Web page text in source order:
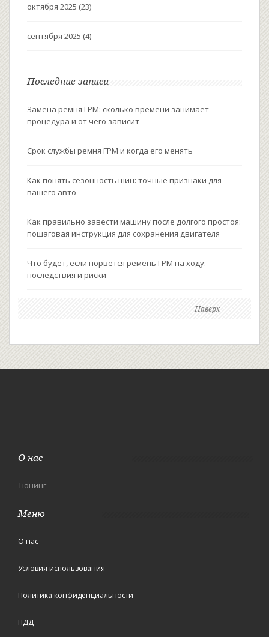
октября 2025 (23)
сентября 2025 (4)
Последние записи
Замена ремня ГРМ: сколько времени занимает
процедура и от чего зависит
Срок службы ремня ГРМ и когда его менять
Как понять сезонность шин: точные признаки для
вашего авто
Как правильно завести машину после долгого простоя:
пошаговая инструкция для сохранения двигателя
Что будет, если порвется ремень ГРМ на ходу:
последствия и риски
Наверх
О нас
Тюнинг
Меню
О нас
Условия использования
Политика конфиденциальности
ПДД